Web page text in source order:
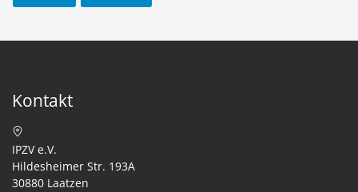
Kontakt
IPZV e.V.
Hildesheimer Str. 193A
30880 Laatzen